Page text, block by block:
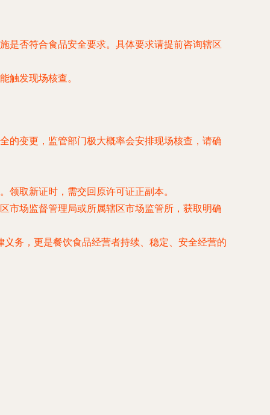
是否符合食品安全要求。具体要求请提前咨询辖区
触发现场核查。
的变更，监管部门极大概率会安排现场核查，请确
取新证时，需交回原许可证正副本。
市场监督管理局或所属辖区市场监管所，获取明确
务，更是餐饮食品经营者持续、稳定、安全经营的